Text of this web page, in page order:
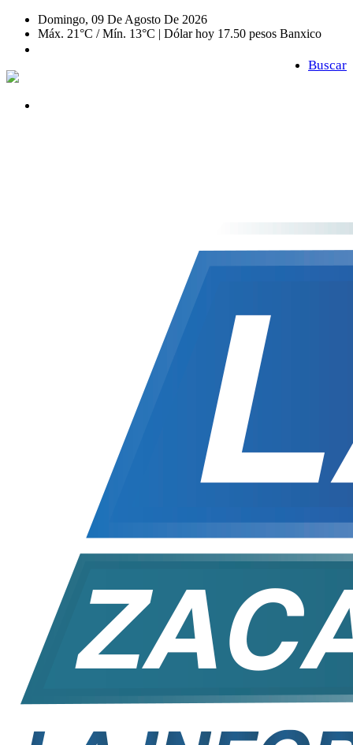
Domingo, 09 De Agosto De 2026
Máx. 21°C / Mín. 13°C | Dólar hoy 17.50 pesos Banxico
Buscar